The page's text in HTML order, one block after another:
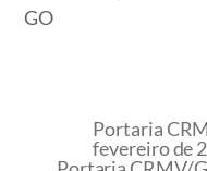
GO
Portaria
fevereiro de